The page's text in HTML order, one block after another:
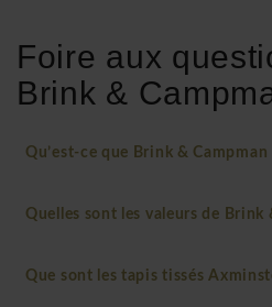
Foire aux
Brink &
Qu’est-ce que Brink & Campman
Quelles sont les valeurs de Brink
Que sont les tapis tissés